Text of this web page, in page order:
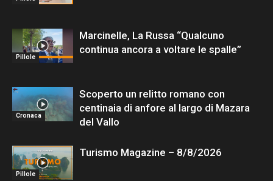
Pillole
Marcinelle, La Russa “Qualcuno
continua ancora a voltare le spalle”
Cronaca
Scoperto un relitto romano con
centinaia di anfore al largo di Mazara
del Vallo
Pillole
Turismo Magazine – 8/8/2026